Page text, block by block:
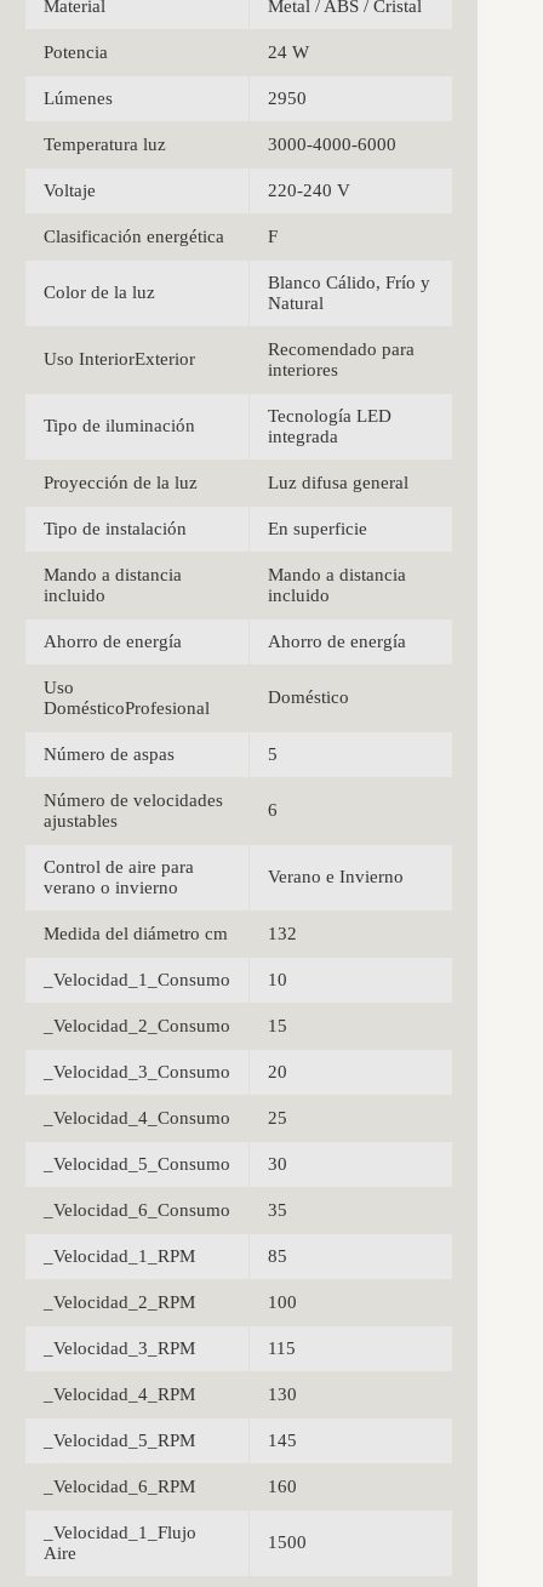
Material Metal / ABS / Cristal
Potencia 24 W
Lúmenes 2950
Temperatura luz 3000-4000-6000
Voltaje 220-240 V
Clasificación energética F
Color de la luz
Blanco Cálido, Frío y
Natural
Uso InteriorExterior
Recomendado para
interiores
Tipo de iluminación
Tecnología LED
integrada
Proyección de la luz Luz difusa general
Tipo de instalación En superficie
Mando a distancia
incluido
Mando a distancia
incluido
Ahorro de energía Ahorro de energía
Uso
DomésticoProfesional
Doméstico
Número de aspas 5
Número de velocidades
ajustables
6
Control de aire para
verano o invierno
Verano e Invierno
Medida del diámetro cm 132
_Velocidad_1_Consumo 10
_Velocidad_2_Consumo 15
_Velocidad_3_Consumo 20
_Velocidad_4_Consumo 25
_Velocidad_5_Consumo 30
_Velocidad_6_Consumo 35
_Velocidad_1_RPM 85
_Velocidad_2_RPM 100
_Velocidad_3_RPM 115
_Velocidad_4_RPM 130
_Velocidad_5_RPM 145
_Velocidad_6_RPM 160
_Velocidad_1_Flujo
Aire
1500